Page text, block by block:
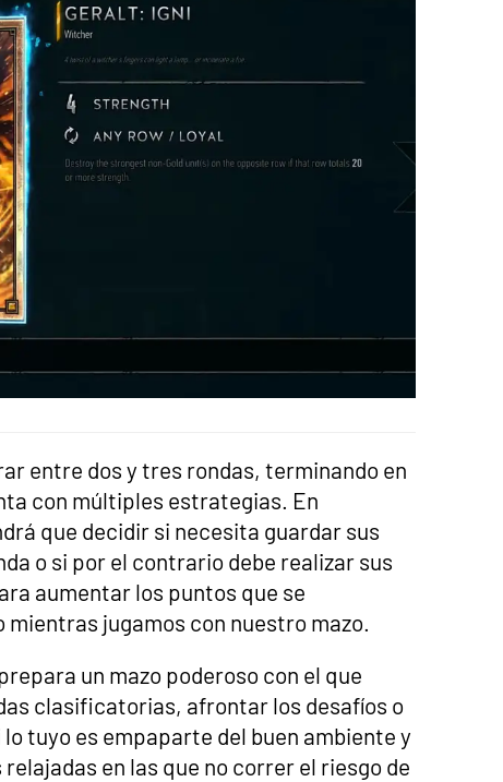
entre dos y tres rondas, terminando en
con múltiples estrategias. En
que decidir si necesita guardar sus
o si por el contrario debe realizar sus
aumentar los puntos que se
jugamos con nuestro mazo.
un mazo poderoso con el que
clasificatorias, afrontar los desafíos o
tuyo es empaparte del buen ambiente y
en las que no correr el riesgo de